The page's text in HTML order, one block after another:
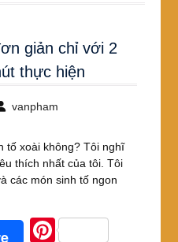
giản chỉ với 2
thực hiện
vanpham
tố xoài không? Tôi nghĩ
thích nhất của tôi. Tôi
các món sinh tố ngon
Pi